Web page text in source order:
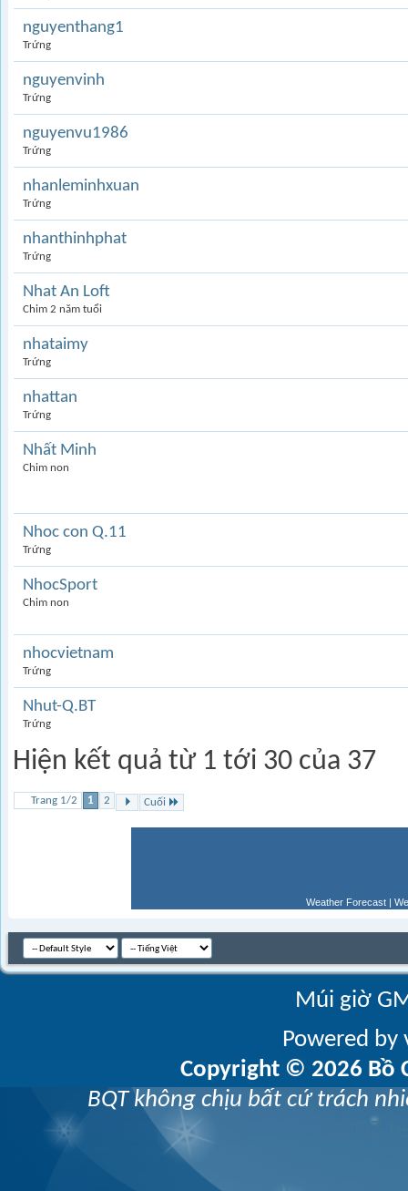
nguyenthang1
Trứng
nguyenvinh
Trứng
nguyenvu1986
Trứng
nhanleminhxuan
Trứng
nhanthinhphat
Trứng
Nhat An Loft
Chim 2 năm tuổi
nhataimy
Trứng
nhattan
Trứng
Nhất Minh
Chim non
Nhoc con Q.11
Trứng
NhocSport
Chim non
nhocvietnam
Trứng
Nhut-Q.BT
Trứng
Hiện kết quả từ 1 tới 30 của 37
Trang 1/2 1 2 Cuối
Weather Forecast |
Múi giờ
Powered
Copyright © 2026 Bồ
BQT không chịu bất cứ trách